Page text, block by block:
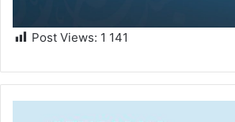
Post Views: 1 141